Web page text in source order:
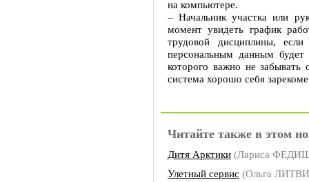
на компьютере.
– Начальник участка или
момент увидеть график
трудовой дисциплины,
персональным данным
которого важно не
система хорошо себя
Читайте также в этом
Дитя Арктики (Лариса
Улетный сервис (Ольга